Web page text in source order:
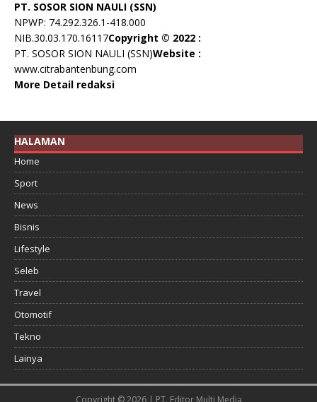
PT. SOSOR SION NAULI (SSN)
NPWP: 74.292.326.1-418.000
NIB.30.03.170.16117Copyright © 2022 :
PT. SOSOR SION NAULI (SSN)Website :
www.citrabantenbung.com
More Detail redaksi
HALAMAN
Home
Sport
News
Bisnis
Lifestyle
Seleb
Travel
Otomotif
Tekno
Lainya